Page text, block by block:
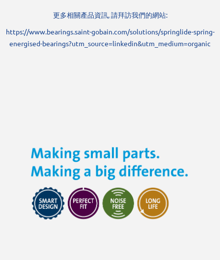
更多相關產品資訊, 請拜訪我們的網站:
https://www.bearings.saint-gobain.com/solutions/springlide-spring-
energised-bearings?utm_source=linkedin&utm_medium=organic